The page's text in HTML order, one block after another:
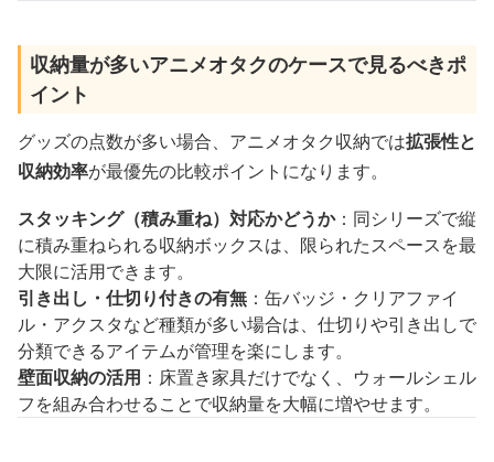
収納量が多いアニメオタクのケースで見るべきポ
イント
グッズの点数が多い場合、アニメオタク収納では拡張性と
収納効率が最優先の比較ポイントになります。
スタッキング（積み重ね）対応かどうか：同シリーズで縦
に積み重ねられる収納ボックスは、限られたスペースを最
大限に活用できます。
引き出し・仕切り付きの有無 ：缶バッジ・クリアファイ
ル・アクスタなど種類が多い場合は、仕切りや引き出しで
分類できるアイテムが管理を楽にします。
壁面収納の活用 ：床置き家具だけでなく、ウォールシェル
フを組み合わせることで収納量を大幅に増やせます。